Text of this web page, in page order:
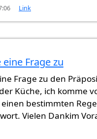
Link
Frage zu
Frage zu den
Küche, ich komme
einen bestimmten
Vielen Dankim